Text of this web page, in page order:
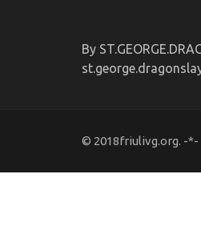
By
© 2018friulivg.org. -*-